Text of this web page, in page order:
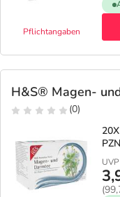
Pflichtangaben
H&S® Magen-
(0)
UVP